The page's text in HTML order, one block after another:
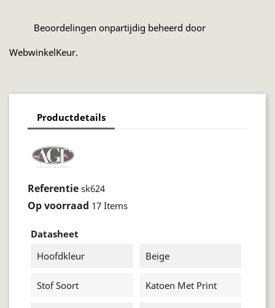
Beoordelingen onpartijdig beheerd door
WebwinkelKeur.
Productdetails
Referentie sk624
Op voorraad 17 Items
Datasheet
Hoofdkleur
Beige
Stof Soort Katoen Met Print